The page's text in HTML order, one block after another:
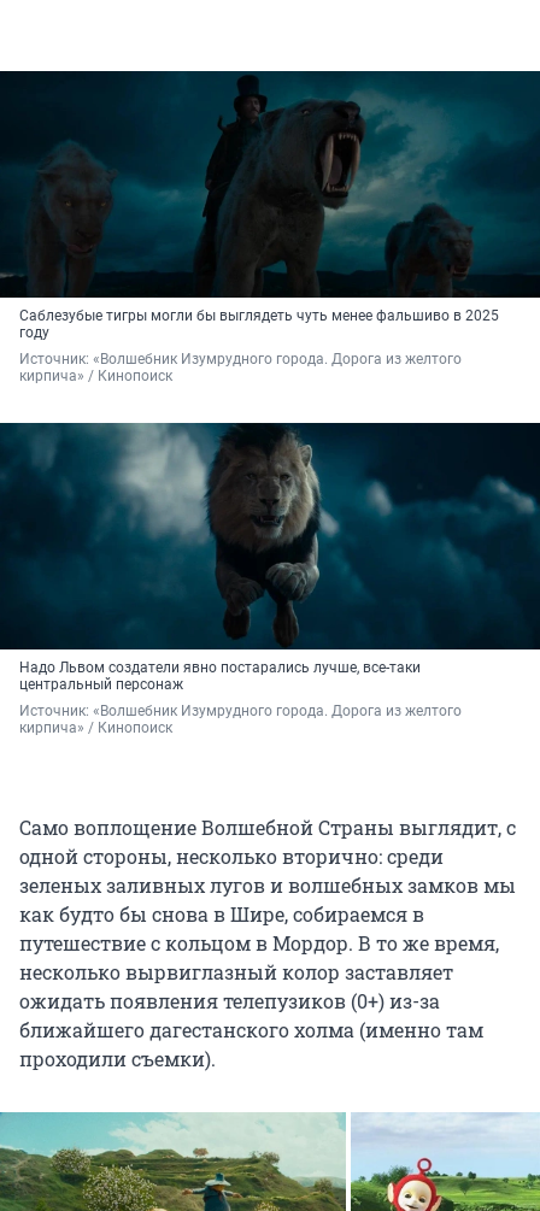
Саблезубые тигры могли бы выглядеть чуть менее фальшиво в 2025
году
Источник: «Волшебник Изумрудного города. Дорога из желтого
кирпича» / Кинопоиск
Надо Львом создатели явно постарались лучше, все-таки
центральный персонаж
Источник: «Волшебник Изумрудного города. Дорога из желтого
кирпича» / Кинопоиск
Само воплощение Волшебной Страны выглядит, с
одной стороны, несколько вторично: среди
зеленых заливных лугов и волшебных замков мы
как будто бы снова в Шире, собираемся в
путешествие с кольцом в Мордор. В то же время,
несколько вырвиглазный колор заставляет
ожидать появления телепузиков (0+) из-за
ближайшего дагестанского холма (именно там
проходили съемки).